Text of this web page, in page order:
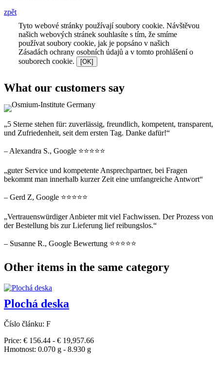
zpět
Tyto webové stránky používají soubory cookie. Návštěvou
našich webových stránek souhlasíte s tím, že smíme
používat soubory cookie, jak je popsáno v našich
Zásadách ochrany osobních údajů a v tomto prohlášení o
souborech cookie.
[OK]
What our customers say
„5 Sterne stehen für: zuverlässig, freundlich, kompetent, transparent,
und Zufriedenheit, seit dem ersten Tag. Danke dafür!“
– Alexandra S., Google ⭐⭐⭐⭐⭐
„guter Service und kompetente Ansprechpartner, bei Fragen
bekommt man innerhalb kurzer Zeit eine umfangreiche Antwort“
– Gerd Z, Google ⭐⭐⭐⭐⭐
„Vertrauenswürdiger Anbieter mit viel Fachwissen. Der Prozess von
der Bestellung bis zur Lieferung lief reibungslos.“
– Susanne R., Google Bewertung ⭐⭐⭐⭐⭐
Other items in the same category
Plochá deska
Číslo článku: F
Price: € 156.44 - € 19,957.66
Hmotnost: 0.070 g - 8.930 g